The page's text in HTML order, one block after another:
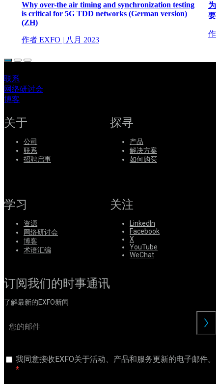
Why over-the air timing and synchronization testing
is critical for 5G TDD networks (German version)
(ZH)
作者 EXFO 八月 2023
为
要
作
联系
网络研讨会
博客
关于
公司
联系
招聘启事
探寻
产品
解决方案
如何购买
学习
资源
网络研讨会
博客
术语汇编
关注
LinkedIn
Facebook
X
YouTube
WeChat
订阅我们的时事通讯
了解最新的EXFO新闻
我同意接收EXFO关于活动、产品和服务更新的电子邮件。